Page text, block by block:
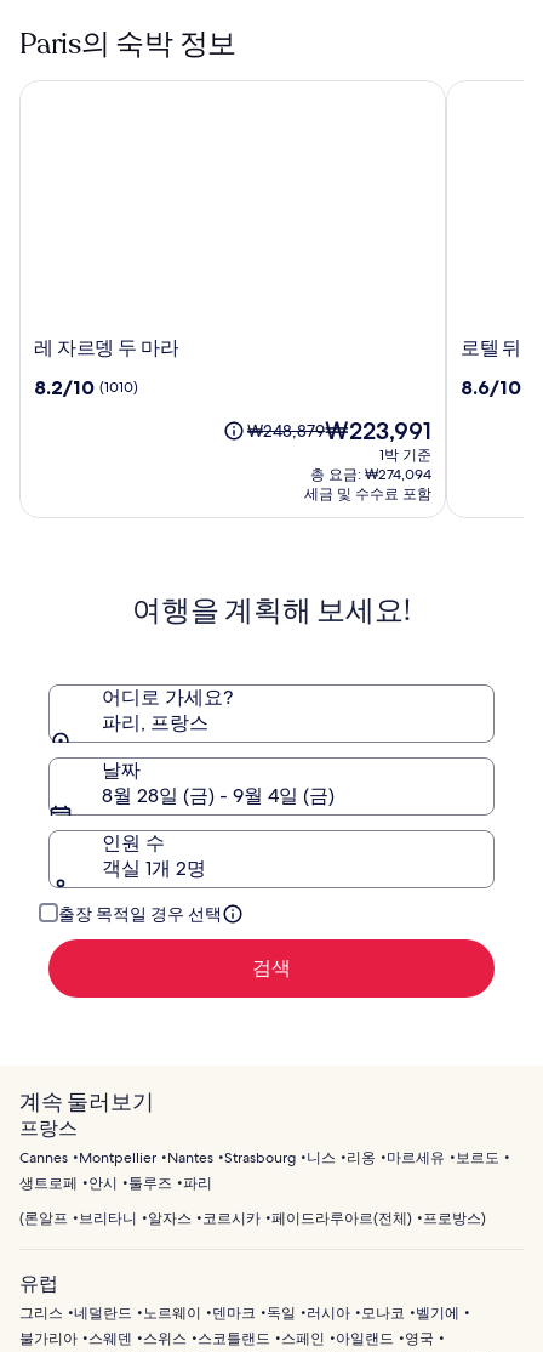
Paris의 숙박 정보
레
르
레 자르뎅 두 마라
10
점,
8.2/10 (1010)
요
₩248,879
이
요
금
한
한
보
를
해
₩248,879현
요
금
₩223,991
₩223,991
1박 기준
총 요금: ₩274,094
세금 및 수수료 포함
레 자르뎅 두 마라
로
뒤
뇌
로텔 뒤
10
점,
8.6/10
로텔 뒤 콜
여행을 계획해 보세요!
어디로 가세요?
파리, 프랑스
날짜
8월 28일 (금) - 9월 4일 (금)
인원 수
객실 1개 2명
출장 목적일 경우 선택
검색
계속 둘러보기
프랑스
Cannes Montpellier Nantes Strasbourg 니스 리옹 마르세유
보르도
생트로페
안시 툴루즈
파리
(론알프 브리타니 알자스 코르시카 페이드라루아르(전체) 프로방스)
유럽
그리스 네덜란드 노르웨이 덴마크 독일 러시아 모나코
벨기에
불가리아
스웨덴 스위스 스코틀랜드 스페인 아일랜드
영국